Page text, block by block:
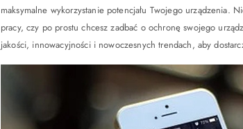
maksymalne wykorzystanie potencjału Twojego
pracy, czy po prostu chcesz zadbać o ochronę swojego
jakości, innowacyjności i nowoczesnych trendach, aby